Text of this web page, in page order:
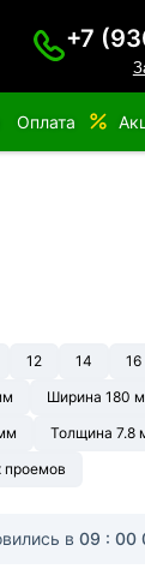
+7
Оплата
12 14 16
Ширина 180
Толщина 7.8
проемов
в 09 : 00